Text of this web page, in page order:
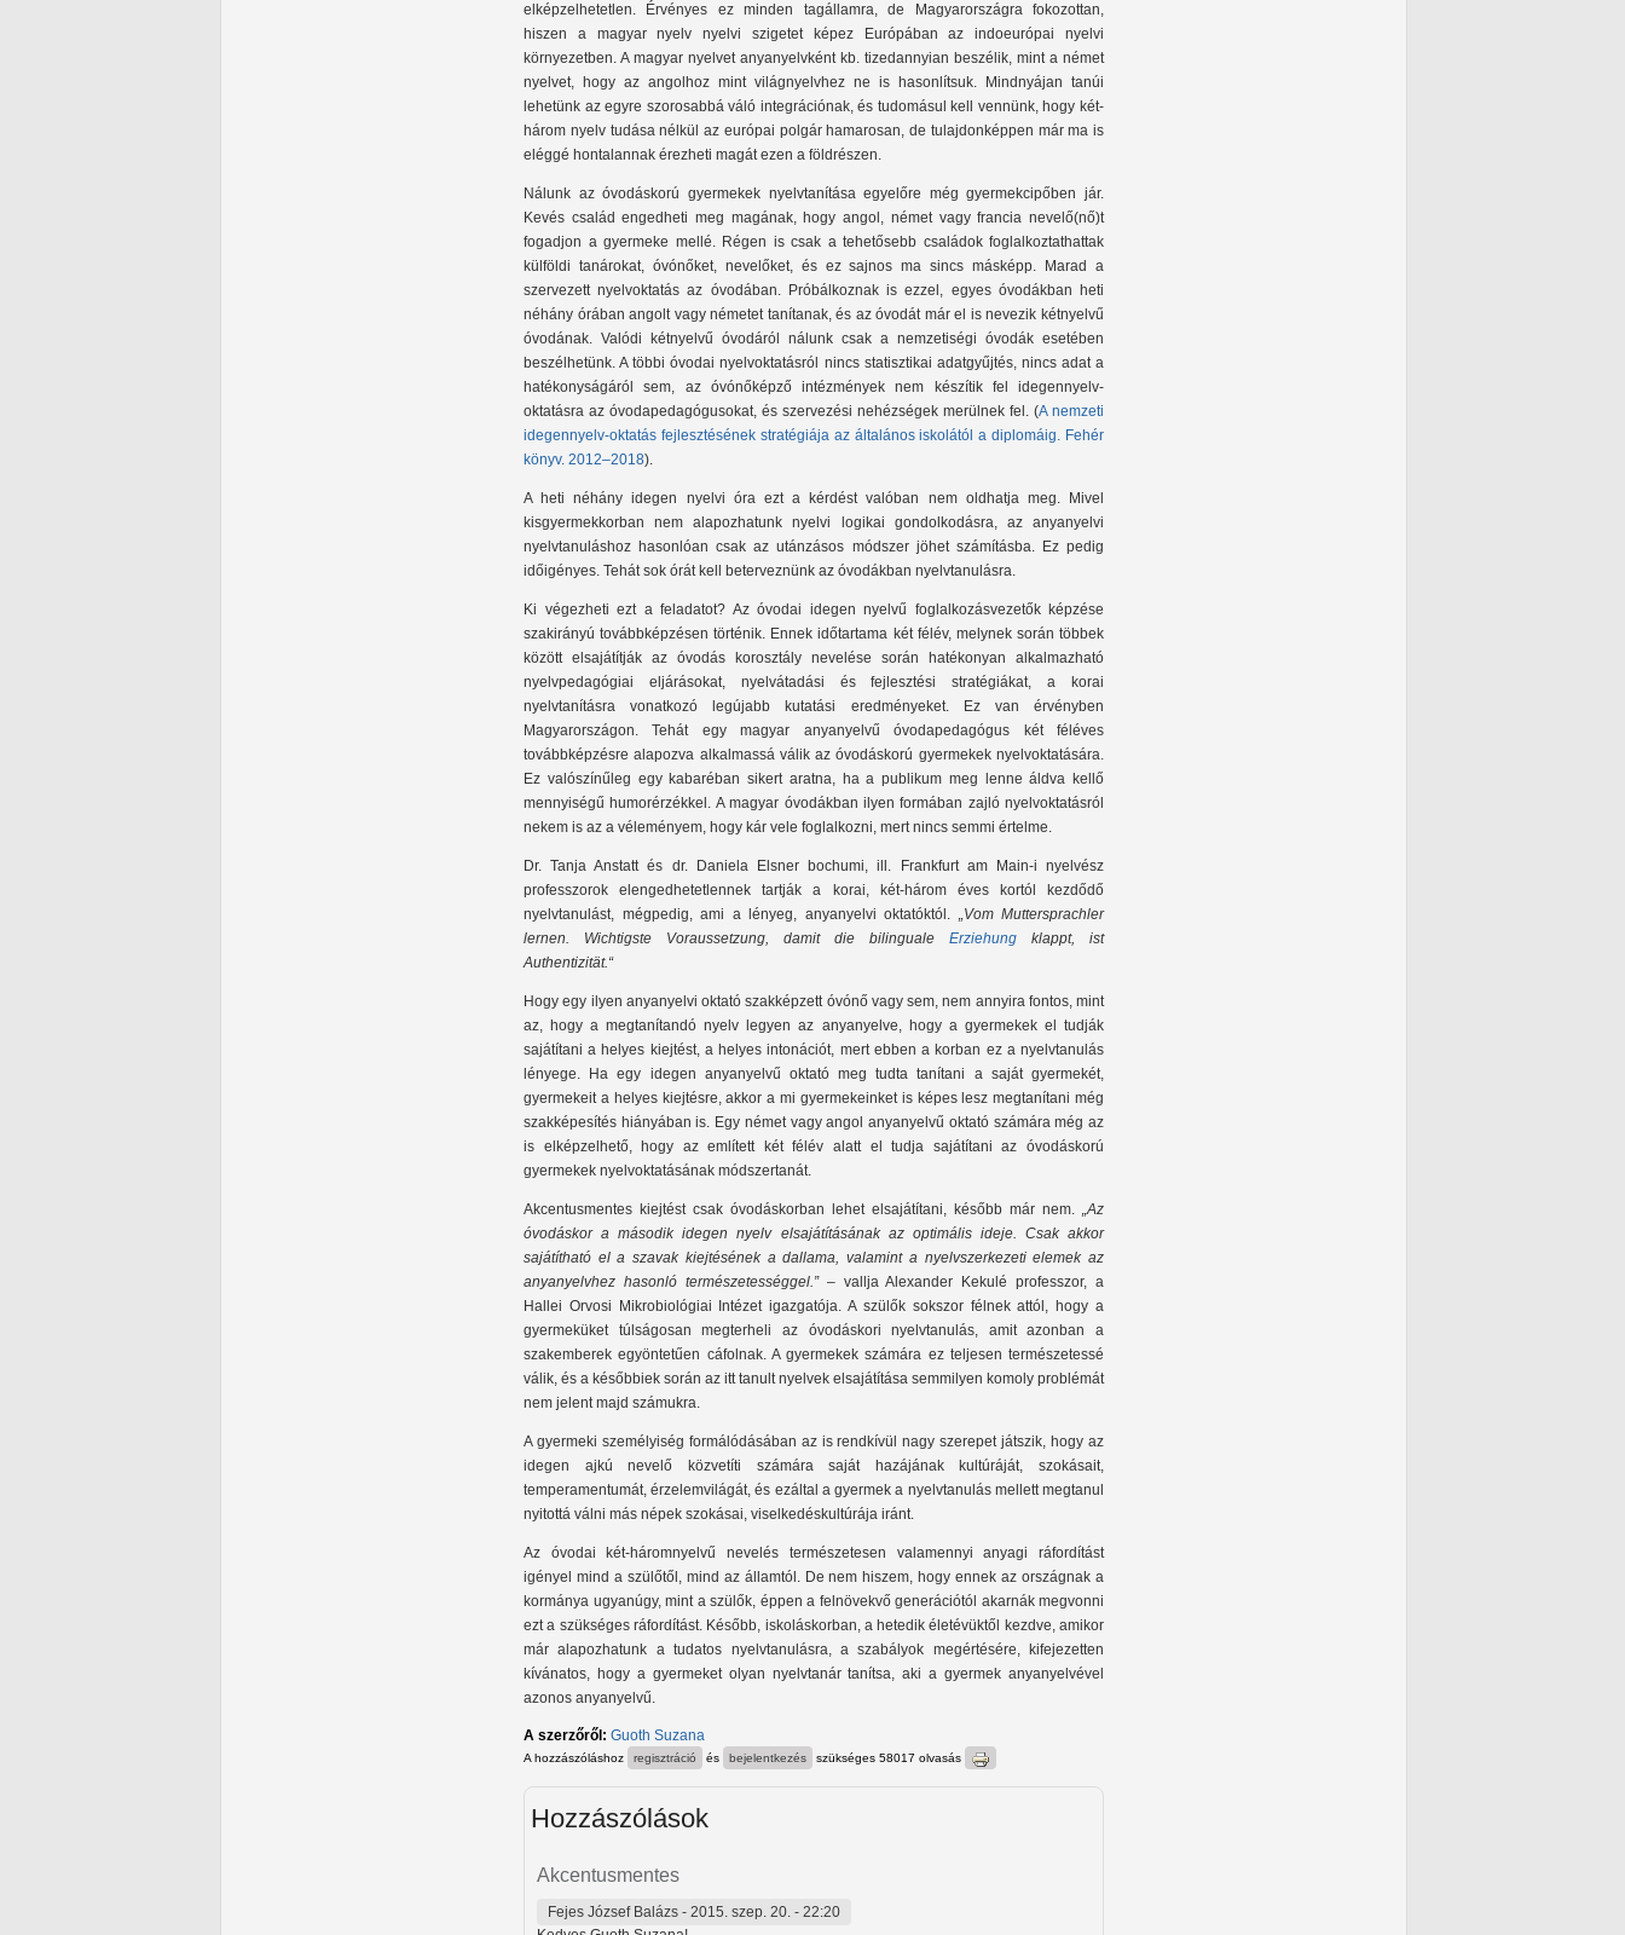
elképzelhetetlen. Érvényes ez minden tagállamra, de Magyarországra fokozottan,
hiszen a magyar nyelv nyelvi szigetet képez Európában az indoeurópai nyelvi
környezetben. A magyar nyelvet anyanyelvként kb. tizedannyian beszélik, mint a német
nyelvet, hogy az angolhoz mint világnyelvhez ne is hasonlítsuk. Mindnyájan tanúi
lehetünk az egyre szorosabbá váló integrációnak, és tudomásul kell vennünk, hogy két-
három nyelv tudása nélkül az európai polgár hamarosan, de tulajdonképpen már ma is
eléggé hontalannak érezheti magát ezen a földrészen.
Nálunk az óvodáskorú gyermekek nyelvtanítása egyelőre még gyermekcipőben jár.
Kevés család engedheti meg magának, hogy angol, német vagy francia nevelő(nő)t
fogadjon a gyermeke mellé. Régen is csak a tehetősebb családok foglalkoztathattak
külföldi tanárokat, óvónőket, nevelőket, és ez sajnos ma sincs másképp. Marad a
szervezett nyelvoktatás az óvodában. Próbálkoznak is ezzel, egyes óvodákban heti
néhány órában angolt vagy németet tanítanak, és az óvodát már el is nevezik kétnyelvű
óvodának. Valódi kétnyelvű óvodáról nálunk csak a nemzetiségi óvodák esetében
beszélhetünk. A többi óvodai nyelvoktatásról nincs statisztikai adatgyűjtés, nincs adat a
hatékonyságáról sem, az óvónőképző intézmények nem készítik fel idegennyelv-
oktatásra az óvodapedagógusokat, és szervezési nehézségek merülnek fel. (A nemzeti
idegennyelv-oktatás fejlesztésének stratégiája az általános iskolától a diplomáig. Fehér
könyv. 2012–2018).
A heti néhány idegen nyelvi óra ezt a kérdést valóban nem oldhatja meg. Mivel
kisgyermekkorban nem alapozhatunk nyelvi logikai gondolkodásra, az anyanyelvi
nyelvtanuláshoz hasonlóan csak az utánzásos módszer jöhet számításba. Ez pedig
időigényes. Tehát sok órát kell beterveznünk az óvodákban nyelvtanulásra.
Ki végezheti ezt a feladatot? Az óvodai idegen nyelvű foglalkozásvezetők képzése
szakirányú továbbképzésen történik. Ennek időtartama két félév, melynek során többek
között elsajátítják az óvodás korosztály nevelése során hatékonyan alkalmazható
nyelvpedagógiai eljárásokat, nyelvátadási és fejlesztési stratégiákat, a korai
nyelvtanításra vonatkozó legújabb kutatási eredményeket. Ez van érvényben
Magyarországon. Tehát egy magyar anyanyelvű óvodapedagógus két féléves
továbbképzésre alapozva alkalmassá válik az óvodáskorú gyermekek nyelvoktatására.
Ez valószínűleg egy kabaréban sikert aratna, ha a publikum meg lenne áldva kellő
mennyiségű humorérzékkel. A magyar óvodákban ilyen formában zajló nyelvoktatásról
nekem is az a véleményem, hogy kár vele foglalkozni, mert nincs semmi értelme.
Dr. Tanja Anstatt és dr. Daniela Elsner bochumi, ill. Frankfurt am Main-i nyelvész
professzorok elengedhetetlennek tartják a korai, két-három éves kortól kezdődő
nyelvtanulást, mégpedig, ami a lényeg, anyanyelvi oktatóktól. „Vom Muttersprachler
lernen. Wichtigste Voraussetzung, damit die bilinguale Erziehung
klappt, ist
Authentizität.“
Hogy egy ilyen anyanyelvi oktató szakképzett óvónő vagy sem, nem annyira fontos, mint
az, hogy a megtanítandó nyelv legyen az anyanyelve, hogy a gyermekek el tudják
sajátítani a helyes kiejtést, a helyes intonációt, mert ebben a korban ez a nyelvtanulás
lényege. Ha egy idegen anyanyelvű oktató meg tudta tanítani a saját gyermekét,
gyermekeit a helyes kiejtésre, akkor a mi gyermekeinket is képes lesz megtanítani még
szakképesítés hiányában is. Egy német vagy angol anyanyelvű oktató számára még az
is elképzelhető, hogy az említett két félév alatt el tudja sajátítani az óvodáskorú
gyermekek nyelvoktatásának módszertanát.
Akcentusmentes kiejtést csak óvodáskorban lehet elsajátítani, később már nem. „Az
óvodáskor a második idegen nyelv elsajátításának az optimális ideje. Csak akkor
sajátítható el a szavak kiejtésének a dallama, valamint a nyelvszerkezeti elemek az
anyanyelvhez hasonló természetességgel.”– vallja Alexander Kekulé professzor, a
Hallei Orvosi Mikrobiológiai Intézet igazgatója. A szülők sokszor félnek attól, hogy a
gyermeküket túlságosan megterheli az óvodáskori nyelvtanulás, amit azonban a
szakemberek egyöntetűen cáfolnak. A gyermekek számára ez teljesen természetessé
válik, és a későbbiek során az itt tanult nyelvek elsajátítása semmilyen komoly problémát
nem jelent majd számukra.
A gyermeki személyiség formálódásában az is rendkívül nagy szerepet játszik, hogy az
idegen ajkú nevelő közvetíti számára saját hazájának kultúráját, szokásait,
temperamentumát, érzelemvilágát, és ezáltal a gyermek a nyelvtanulás mellett megtanul
nyitottá válni más népek szokásai, viselkedéskultúrája iránt.
Az óvodai két-háromnyelvű nevelés természetesen valamennyi anyagi ráfordítást
igényel mind a szülőtől, mind az államtól. De nem hiszem, hogy ennek az országnak a
kormánya ugyanúgy, mint a szülők, éppen a felnövekvő generációtól akarnák megvonni
ezt a szükséges ráfordítást. Később, iskoláskorban, a hetedik életévüktől kezdve, amikor
már alapozhatunk a tudatos nyelvtanulásra, a szabályok megértésére, kifejezetten
kívánatos, hogy a gyermeket olyan nyelvtanár tanítsa, aki a gyermek anyanyelvével
azonos anyanyelvű.
A szerzőről: Guoth Suzana
A hozzászóláshoz regisztráció és bejelentkezés szükséges 58017 olvasás
Hozzászólások
Akcentusmentes
Fejes József Balázs - 2015. szep. 20. - 22:20